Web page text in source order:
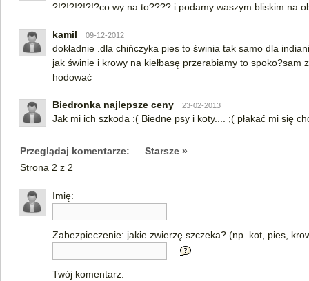
?!?!?!?!?!?co wy na to???? i podamy waszym bliskim na
kamil 09-12-2012
dokładnie .dla chińczyka pies to świnia tak samo dla
jak świnie i krowy na kiełbasę przerabiamy to spoko?sam
hodować
Biedronka najlepsze ceny 23-02-2013
Jak mi ich szkoda :( Biedne psy i koty.... ;( płakać mi się
Przeglądaj komentarze:
Starsze »
Strona 2 z 2
Imię:
Zabezpieczenie: jakie zwierzę szczeka? (np. kot, pies,
Twój komentarz: